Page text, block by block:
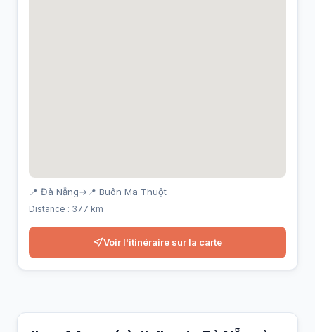
📍 Đà Nẵng→ 📍 Buôn Ma Thuột
Distance : 377 km
Voir l'itinéraire sur la carte